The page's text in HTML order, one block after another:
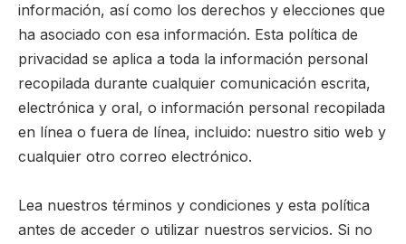
información, así como los derechos y elecciones que
ha asociado con esa información. Esta política de
privacidad se aplica a toda la información personal
recopilada durante cualquier comunicación escrita,
electrónica y oral, o información personal recopilada
en línea o fuera de línea, incluido: nuestro sitio web y
cualquier otro correo electrónico.
Lea nuestros términos y condiciones y esta política
antes de acceder o utilizar nuestros servicios. Si no